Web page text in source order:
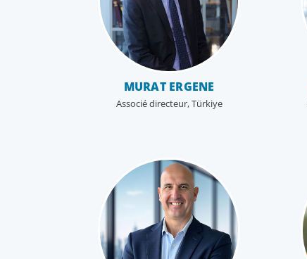
MURAT ERGENE
Associé directeur, Türkiye